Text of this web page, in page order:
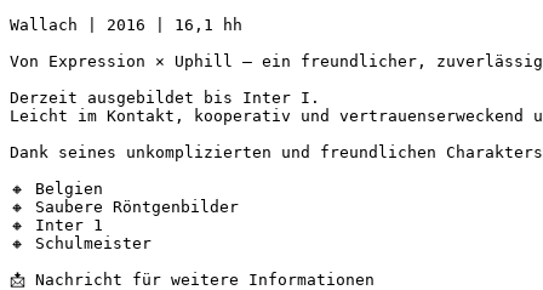
Wallach | 2016 | 16,1 hh
Von Expression × Uphill – ein freundlicher,
Derzeit ausgebildet bis Inter I.
Leicht im Kontakt, kooperativ und
Dank seines unkomplizierten und freundlichen
🔸 Belgien
🔸 Saubere Röntgenbilder
🔸 Inter 1
🔸 Schulmeister
📩 Nachricht für weitere Informationen